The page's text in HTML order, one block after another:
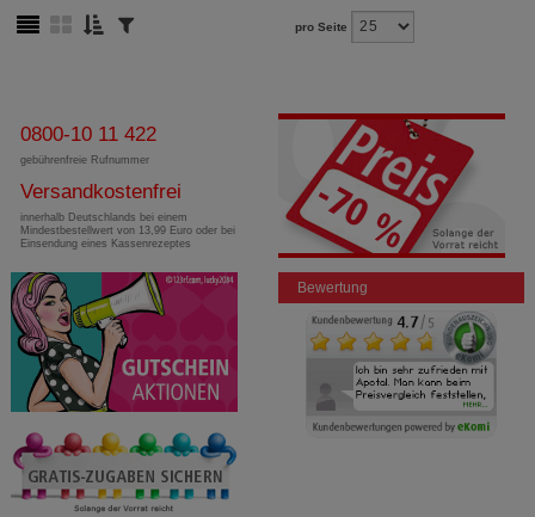
pro Seite
0800-10 11 422
gebührenfreie Rufnummer
Versandkostenfrei
innerhalb Deutschlands bei einem
Mindestbestellwert von 13,99 Euro oder bei
Einsendung eines Kassenrezeptes
Bewertung